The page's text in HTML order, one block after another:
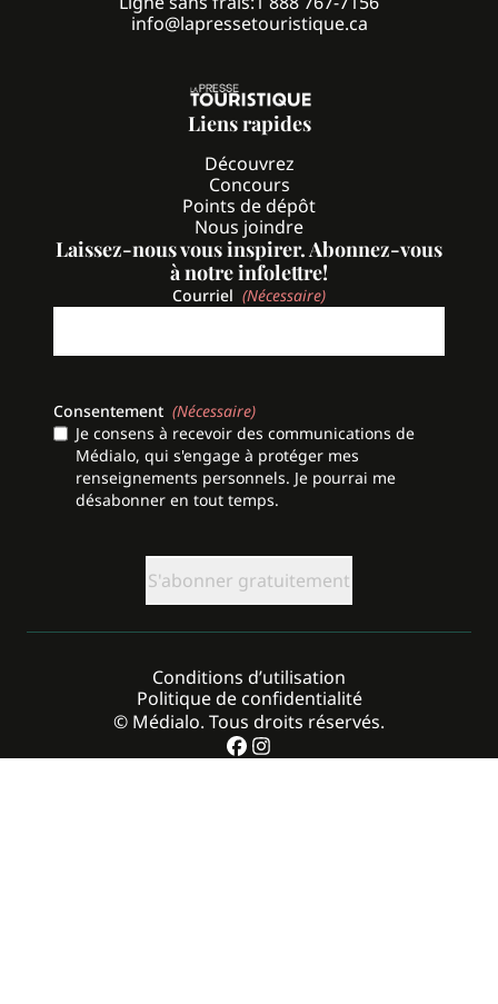
info@lapressetouristique.ca
Liens rapides
Découvrez
Concours
Points de dépôt
Nous joindre
Laissez-nous vous inspirer. Abonnez-vous
à notre infolettre!
Courriel (Nécessaire)
Consentement (Nécessaire)
Je consens à recevoir des communications de
Médialo, qui s'engage à protéger mes
renseignements personnels. Je pourrai me
désabonner en tout temps.
© Médialo. Tous droits réservés.
Conditions d’utilisation
Politique de confidentialité